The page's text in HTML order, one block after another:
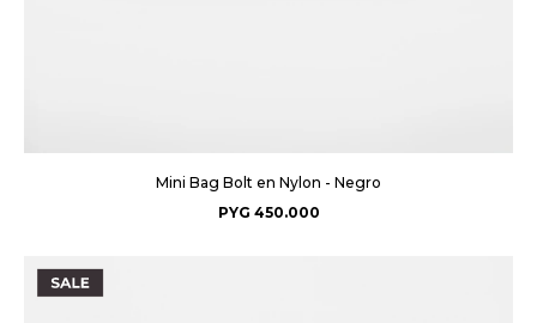
Mini Bag Bolt en Nylon - Negro
PYG 450.000